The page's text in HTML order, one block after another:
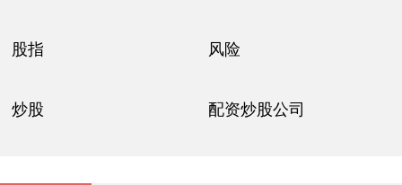
股指 风险
炒股 配资炒股公司